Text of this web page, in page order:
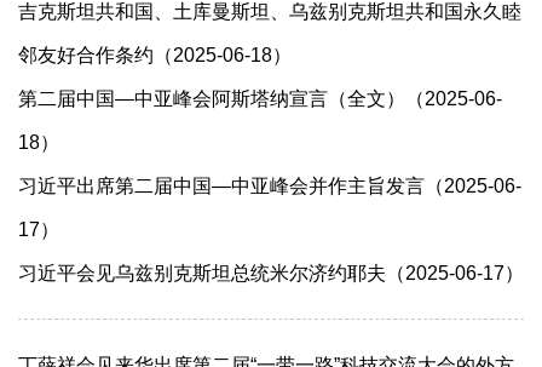
吉克斯坦共和国、土库曼斯坦、乌兹别克斯坦共和国永久睦
邻友好合作条约（2025-06-18）
第二届中国—中亚峰会阿斯塔纳宣言（全文）（2025-06-
18）
习近平出席第二届中国—中亚峰会并作主旨发言（2025-06-
17）
习近平会见乌兹别克斯坦总统米尔济约耶夫（2025-06-17）